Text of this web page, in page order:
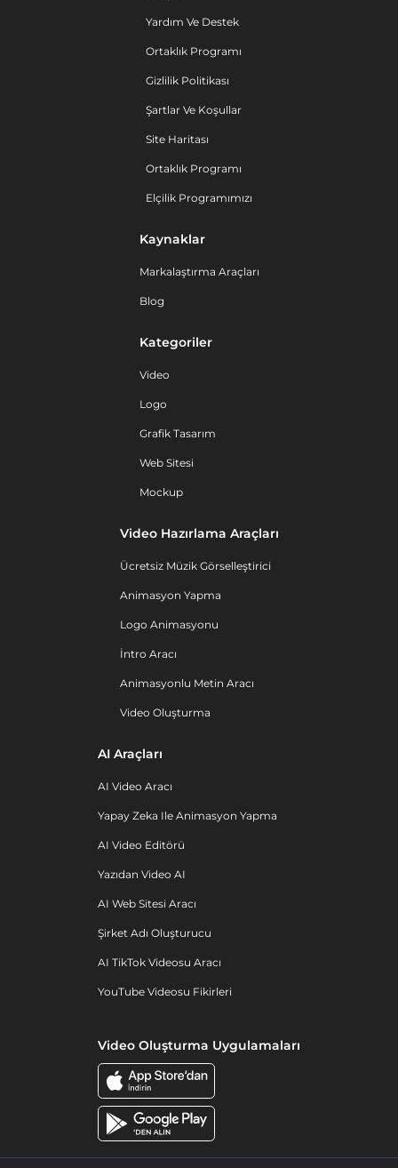
Yardım Ve Destek
Ortaklık Programı
Gizlilik Politikası
Şartlar Ve Koşullar
Site Haritası
Ortaklık Programı
Elçilik Programımızı
Kaynaklar
Markalaştırma Araçları
Blog
Kategoriler
Video
Logo
Grafik Tasarım
Web Sitesi
Mockup
Video Hazırlama Araçları
Ücretsiz Müzik Görselleştirici
Animasyon Yapma
Logo Animasyonu
İntro Aracı
Animasyonlu Metin Aracı
Video Oluşturma
AI Araçları
AI Video Aracı
Yapay Zeka Ile Animasyon Yapma
AI Video Editörü
Yazıdan Video AI
AI Web Sitesi Aracı
Şirket Adı Oluşturucu
AI TikTok Videosu Aracı
YouTube Videosu Fikirleri
Video Oluşturma Uygulamaları